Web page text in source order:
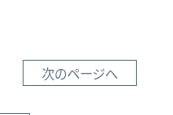
次のページへ